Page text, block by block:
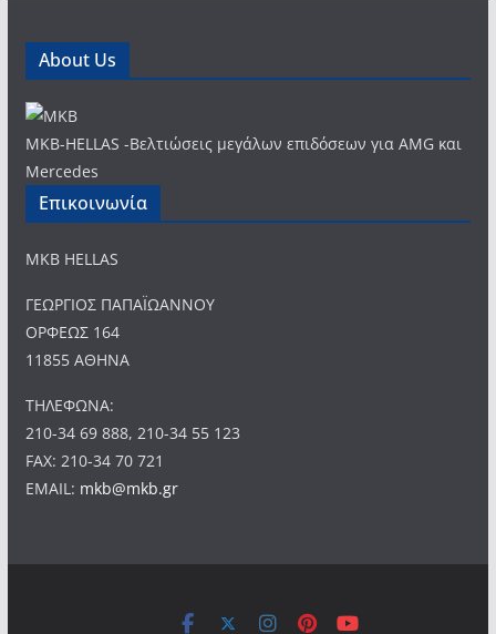
About Us
MKB-HELLAS -Βελτιώσεις μεγάλων επιδόσεων για AMG και
Mercedes
Επικοινωνία
MKB HELLAS
ΓΕΩΡΓΙΟΣ ΠΑΠΑΪΩΑΝΝΟΥ
ΟΡΦΕΩΣ 164
11855 ΑΘΗΝΑ
ΤΗΛΕΦΩΝΑ:
210-34 69 888, 210-34 55 123
FAX: 210-34 70 721
EMAIL: mkb@mkb.gr